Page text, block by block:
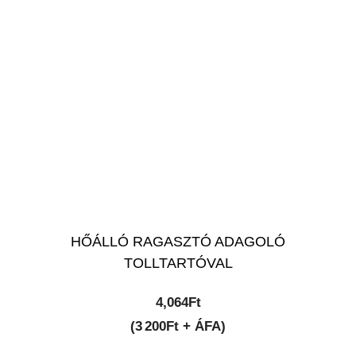
HŐÁLLÓ RAGASZTÓ ADAGOLÓ
TOLLTARTÓVAL
4,064Ft
(3 200Ft + ÁFA)